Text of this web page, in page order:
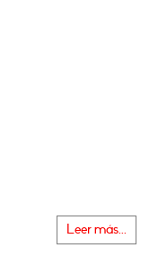
Leer más...